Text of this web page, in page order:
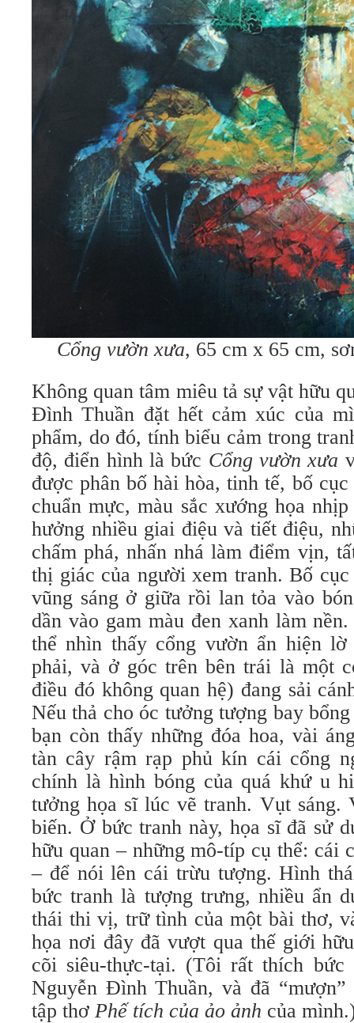
Cổng vườn xưa, 65 cm x 65 cm,
Không quan tâm miêu tả sự vật hữu
Đình Thuần đặt hết cảm xúc của
phẩm, do đó, tính biểu cảm trong
độ, điển hình là bức Cổng vườn xưa
được phân bố hài hòa, tinh tế, bố
chuẩn mực, màu sắc xướng họa
hưởng nhiều giai điệu và tiết điệu,
chấm phá, nhấn nhá làm điểm vịn,
thị giác của người xem tranh. Bố cục
vũng sáng ở giữa rồi lan tỏa vào
dần vào gam màu đen xanh làm
thể nhìn thấy cổng vườn ẩn hiện
phải, và ở góc trên bên trái là một
điều đó không quan hệ) đang sải
Nếu thả cho óc tưởng tượng bay
bạn còn thấy những đóa hoa, vài
tàn cây rậm rạp phủ kín cái cổng
chính là hình bóng của quá khứ u
tưởng họa sĩ lúc vẽ tranh. Vụt
biến. Ở bức tranh này, họa sĩ đã sử
hữu quan – những mô-típ cụ thể: cái
– để nói lên cái trừu tượng. Hình
bức tranh là tượng trưng, nhiều ẩn
thái thi vị, trữ tình của một bài thơ,
họa nơi đây đã vượt qua thế giới
cõi siêu-thực-tại. (Tôi rất thích bức
Nguyễn Đình Thuần, và đã
tập thơ Phế tích của ảo ảnh của